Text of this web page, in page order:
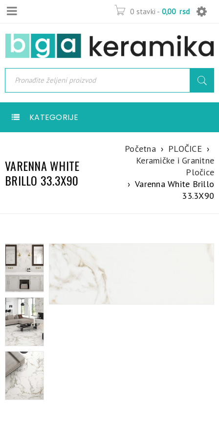
0 stavki - 0,00 rsd
KATEGORIJE
VARENNA WHITE
BRILLO 33.3X90
Početna › PLOČICE ›
Keramičke i Granitne
Pločice
› Varenna White Brillo
33.3X90